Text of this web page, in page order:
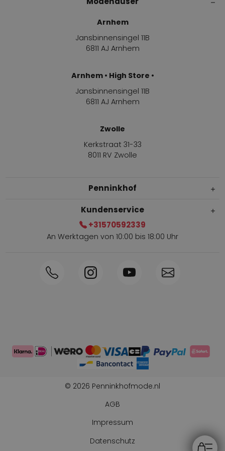
Arnhem
Jansbinnensingel 11B
6811 AJ Arnhem
Arnhem • High Store •
Jansbinnensingel 11B
6811 AJ Arnhem
Zwolle
Kerkstraat 31-33
8011 RV Zwolle
Penninkhof
Telefonische Bestellung möglich
Persönliche Beratung: 0031-570592339
Kundenservice
+31570592339
An Werktagen von 10:00 bis 18:00 Uhr
© 2026 Penninkhofmode.nl
AGB
Impressum
Datenschutz